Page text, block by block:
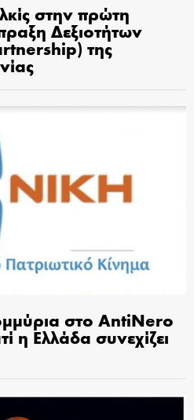
στην πρώτη
Δεξιοτήτων
της
στο AntiNero
η Ελλάδα συνεχίζει